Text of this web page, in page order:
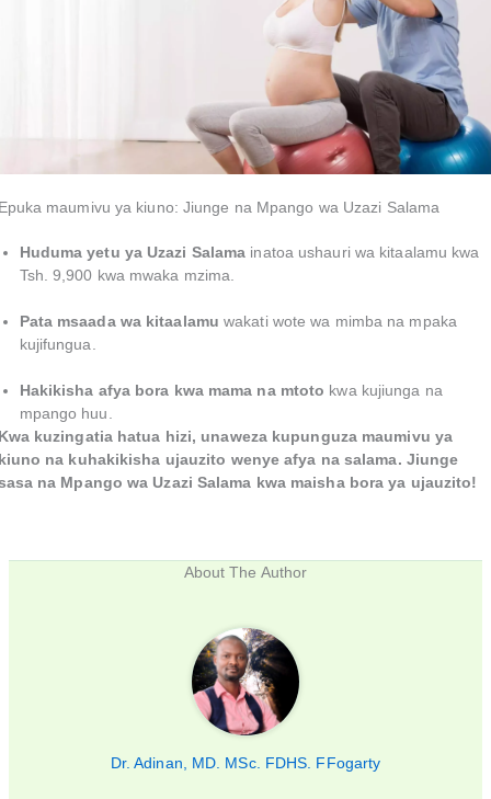
maumivu ya kiuno: Jiunge na Mpango wa Uzazi Salama
Huduma yetu ya Uzazi Salama inatoa ushauri wa kitaalamu kwa
Tsh. 9,900 kwa mwaka mzima.
Pata msaada wa kitaalamu wakati wote wa mimba na mpaka
kujifungua.
Hakikisha afya bora kwa mama na mtoto kwa kujiunga na
mpango huu.
kuzingatia hatua hizi, unaweza kupunguza maumivu ya
na kuhakikisha ujauzito wenye afya na salama. Jiunge
na Mpango wa Uzazi Salama kwa maisha bora ya ujauzito!
About The Author
Dr. Adinan, MD. MSc. FDHS. FFogarty